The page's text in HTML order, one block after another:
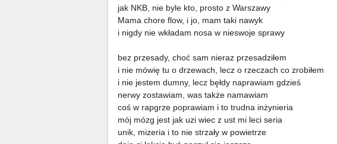
jak NKB, nie byle kto, prosto z Warszawy
Mama chore flow, i jo, mam taki nawyk
i nigdy nie wkładam nosa w nieswoje sprawy
bez przesady, choć sam nieraz przesadziłem
i nie mówię tu o drzewach, lecz o rzeczach co zrobiłem
i nie jestem dumny, lecz bęłdy naprawiam gdzieś
nerwy zostawiam, was także namawiam
coś w rapgrze poprawiam i to trudna inżynieria
mój mózg jest jak uzi wiec z ust mi leci seria
unik, mizeria i to nie strzały w powietrze